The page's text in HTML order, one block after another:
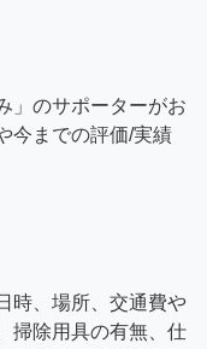
」のサポーターがお
今までの評価/実績
時、場所、交通費や
掃除用具の有無、仕